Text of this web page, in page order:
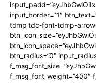
input_border=”1″
tdmp tdc-font-tdmp-
btn_radius=”0″
f_msg_font_weight=”400″